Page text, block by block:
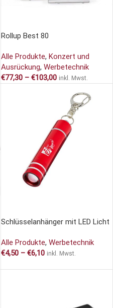
Rollup Best 80
Alle Produkte, Konzert und
Ausrückung, Werbetechnik
€77,30 – €103,00 inkl. Mwst.
Schlüsselanhänger mit LED Licht
Alle Produkte, Werbetechnik
€4,50 – €6,10 inkl. Mwst.